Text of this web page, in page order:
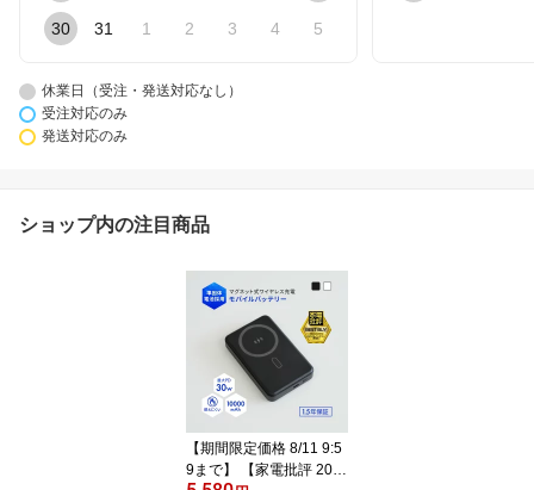
30 31 1 2 3 4 5
休業日（受注・発送対応なし）
受注対応のみ
発送対応のみ
ショップ内の注目商品
【期間限定価格 8/11 9:5
9まで】 【家電批評 202